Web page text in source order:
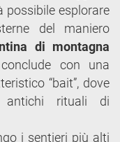
possibile esplorare
del maniero
di montagna
con una
“bait”, dove
antichi rituali di
i sentieri più alti